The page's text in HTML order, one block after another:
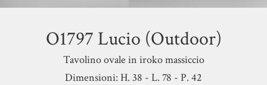
O1797 Lucio (Outdoor)
Tavolino ovale in iroko massiccio
Dimensioni: H. 38 - L. 78 - P. 42